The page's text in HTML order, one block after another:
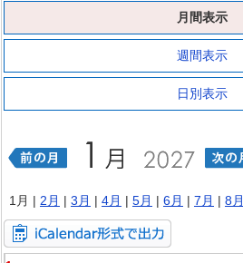
月間表示
週間表示
日別表示
1月 | 2月 | 3月 | 4月 | 5月 | 6月 | 7月 | 8月